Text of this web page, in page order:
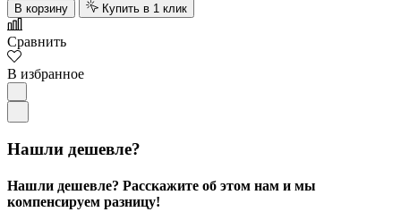
В корзину Купить в 1 клик
Сравнить
В избранное
Нашли дешевле?
Нашли дешевле? Расскажите об этом нам и мы
компенсируем разницу!